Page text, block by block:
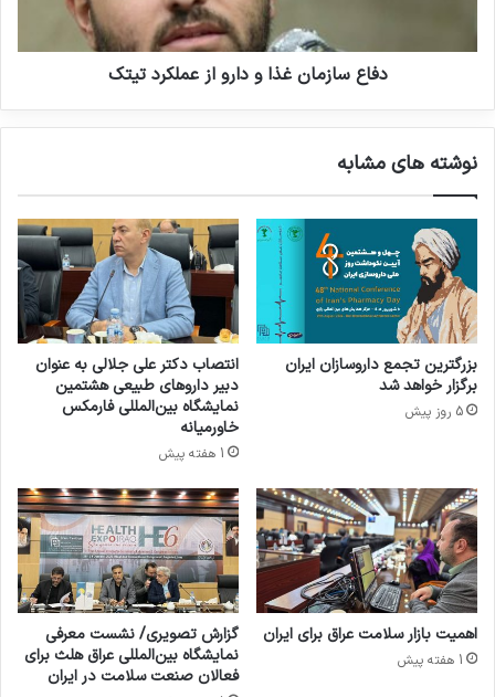
ا
ز
ا
ن
ب
ه
م
ن
ب
ت
و
ز
د
ا
ن
ا
و
د
ز
ع
ل
ک
ر
ی
ت
ک
دفاع سازمان غذا و دارو از عملکرد تیتک
نوشته های مشابه
بزرگترین تجمع داروسازان ایران
برگزار خواهد شد
5 روز پیش
انتصاب دکتر علی جلالی به عنوان
دبیر داروهای طبیعی هشتمین
نمایشگاه بین‌المللی فارمکس
خاورمیانه
1 هفته پیش
اهمیت بازار سلامت عراق برای ایران
1 هفته پیش
گزارش تصویری/ نشست معرفی
نمایشگاه بین‌المللی عراق هلث برای
فعالان صنعت سلامت در ایران